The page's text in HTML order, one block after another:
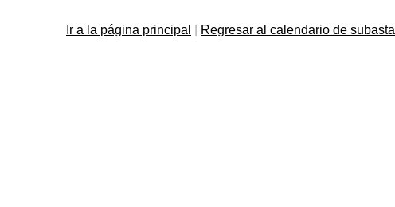
Ir a la página principal Regresar al calendario de